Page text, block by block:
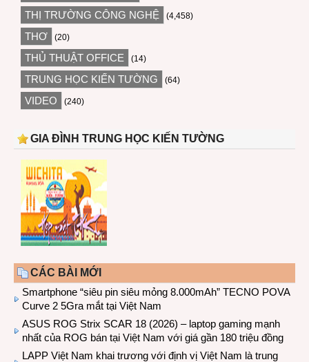
THỊ TRƯỜNG CÔNG NGHỆ (4,458)
THƠ (20)
THỦ THUẬT OFFICE (14)
TRUNG HỌC KIẾN TƯỜNG (64)
VIDEO (240)
GIA ĐÌNH TRUNG HỌC KIẾN TƯỜNG
CÁC BÀI MỚI
Smartphone “siêu pin siêu mỏng 8.000mAh” TECNO POVA
Curve 2 5Gra mắt tại Việt Nam
ASUS ROG Strix SCAR 18 (2026) – laptop gaming mạnh
nhất của ROG bán tại Việt Nam với giá gần 180 triệu đồng
LAPP Việt Nam khai trương với định vị Việt Nam là trung